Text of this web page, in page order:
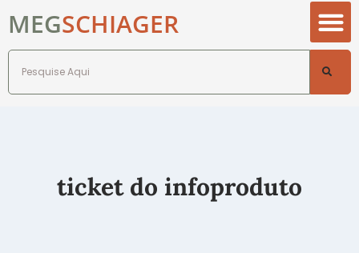
MEGSCHIAGER
ticket do infoproduto